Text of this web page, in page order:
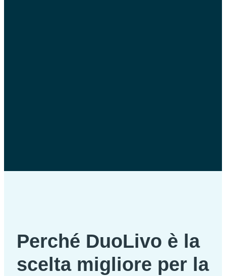
Perché DuoLivo è la
scelta migliore per la